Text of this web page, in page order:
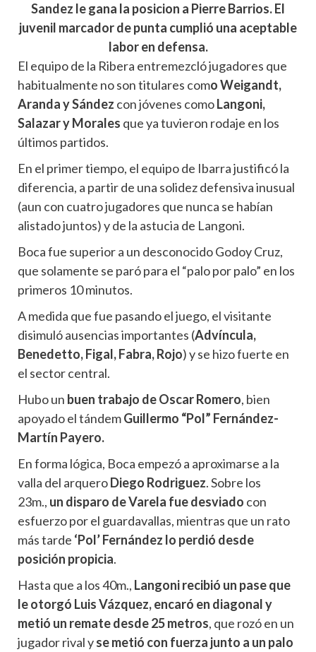
Sandez le gana la posicion a Pierre Barrios. El
juvenil marcador de punta cumplió una aceptable
labor en defensa.
El equipo de la Ribera entremezcló jugadores que
habitualmente no son titulares como Weigandt,
Aranda y Sández con jóvenes comoLangoni,
Salazar y Morales que ya tuvieron rodaje en los
últimos partidos.
En el primer tiempo, el equipo de Ibarra justificó la
diferencia, a partir de una solidez defensiva inusual
(aun con cuatro jugadores que nunca se habían
alistado juntos) y de la astucia de Langoni.
Boca fue superior a un desconocido Godoy Cruz,
que solamente se paró para el “palo por palo” en los
primeros 10 minutos.
A medida que fue pasando el juego, el visitante
disimuló ausencias importantes (Advíncula,
Benedetto, Figal, Fabra, Rojo) y se hizo fuerte en
el sector central.
Hubo un buen trabajo de Oscar Romero, bien
apoyado el tándemGuillermo “Pol” Fernández-
Martín Payero.
En forma lógica, Boca empezó a aproximarse a la
valla del arqueroDiego Rodriguez. Sobre los
23m., un disparo de Varela fue desviado con
esfuerzo por el guardavallas, mientras que un rato
más tarde ‘Pol’ Fernández lo perdió desde
posición propicia.
Hasta que a los 40m., Langoni recibió un pase que
le otorgó Luis Vázquez, encaró en diagonal y
metió un remate desde 25 metros, que rozó en un
jugador rival yse metió con fuerza junto a un palo